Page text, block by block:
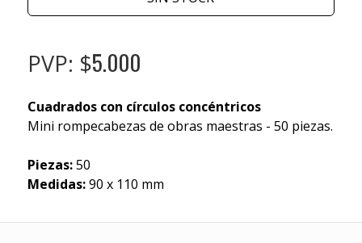
PVP: $5.000
Cuadrados con círculos concéntricos
Mini rompecabezas de obras maestras - 50 piezas.
Piezas:50
Medidas:90 x 110 mm